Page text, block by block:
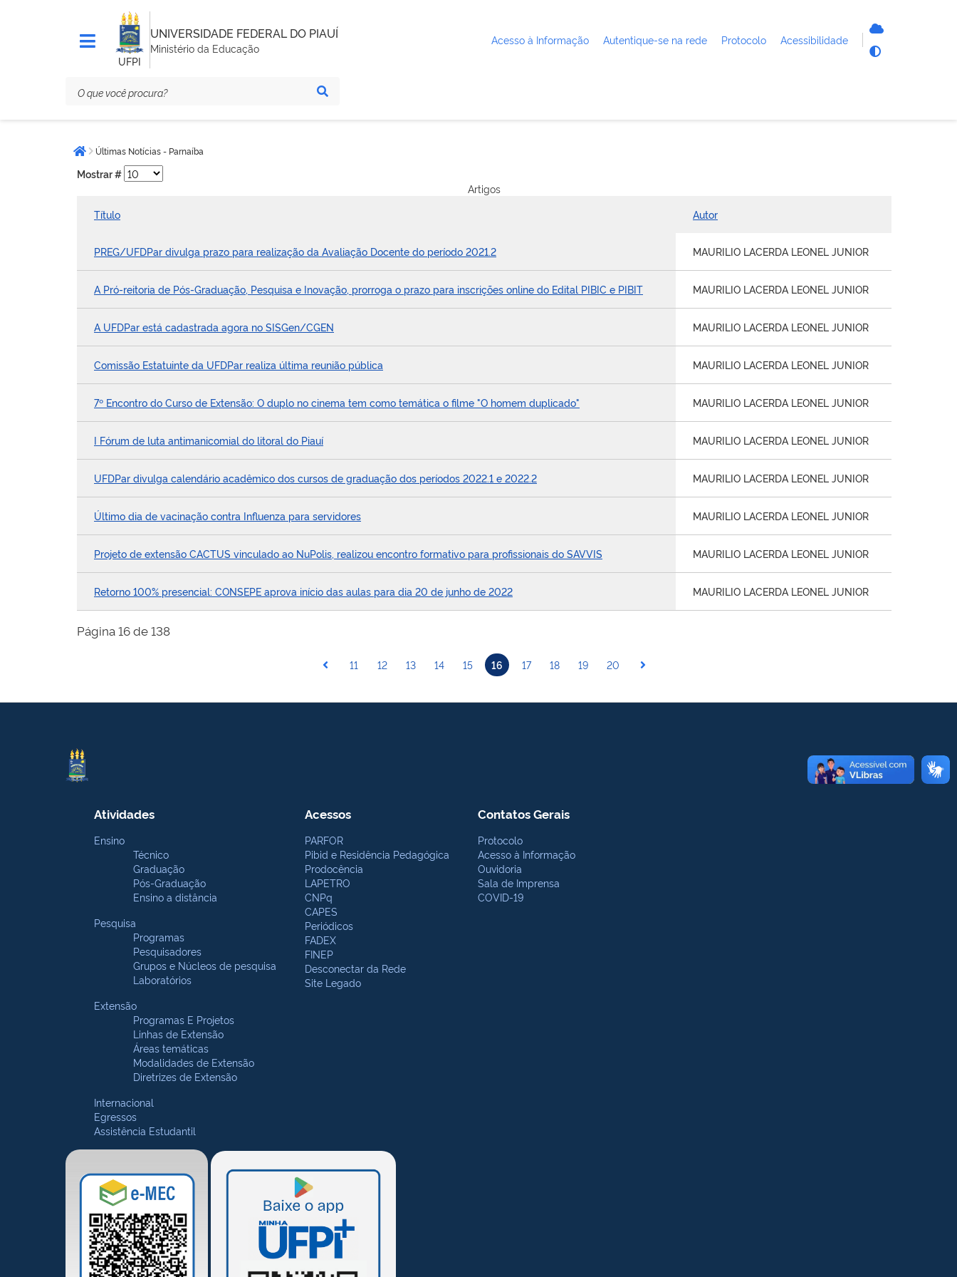
UFPI
UNIVERSIDADE FEDERAL DO PIAUÍ
Ministério da Educação
Acesso à Informação Autentique-se na rede Protocolo Acessibilidade
estáPágina inicial
Últimas Notícias - Parnaíba
Mostrar #
Artigos
Título
Autor
PREG/UFDPar divulga prazo para realização da Avaliação Docente do período 2021.2 MAURILIO LACERDA LEONEL JUNIOR
A Pró-reitoria de Pós-Graduação, Pesquisa e Inovação, prorroga o prazo para inscrições online do Edital PIBIC e PIBIT MAURILIO LACERDA LEONEL JUNIOR
A UFDPar está cadastrada agora no SISGen/CGEN MAURILIO LACERDA LEONEL JUNIOR
Comissão Estatuinte da UFDPar realiza última reunião pública MAURILIO LACERDA LEONEL JUNIOR
7º Encontro do Curso de Extensão: O duplo no cinema tem como temática o filme "O homem duplicado" MAURILIO LACERDA LEONEL JUNIOR
I Fórum de luta antimanicomial do litoral do Piauí MAURILIO LACERDA LEONEL JUNIOR
UFDPar divulga calendário acadêmico dos cursos de graduação dos períodos 2022.1 e 2022.2 MAURILIO LACERDA LEONEL JUNIOR
Último dia de vacinação contra Influenza para servidores MAURILIO LACERDA LEONEL JUNIOR
Projeto de extensão CACTUS vinculado ao NuPolis, realizou encontro formativo para profissionais do SAVVIS MAURILIO LACERDA LEONEL JUNIOR
Retorno 100% presencial: CONSEPE aprova início das aulas para dia 20 de junho de 2022 MAURILIO LACERDA LEONEL JUNIOR
Página 16 de 138
11 12 13 14 15 16 17 18 19 20
Atividades
Ensino
Técnico
Graduação
Pós-Graduação
Ensino a distância
Pesquisa
Programas
Pesquisadores
Grupos e Núcleos de pesquisa
Laboratórios
Extensão
Programas E Projetos
Linhas de Extensão
Áreas temáticas
Modalidades de Extensão
Diretrizes de Extensão
Internacional
Egressos
Assistência Estudantil
Acessos
PARFOR
Pibid e Residência Pedagógica
Prodocência
LAPETRO
CNPq
CAPES
Periódicos
FADEX
FINEP
Desconectar da Rede
Site Legado
Contatos Gerais
Protocolo
Acesso à Informação
Ouvidoria
Sala de Imprensa
COVID-19